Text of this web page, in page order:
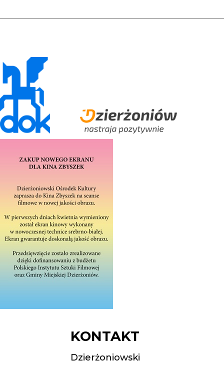
KONTAKT
Dzierżoniowski